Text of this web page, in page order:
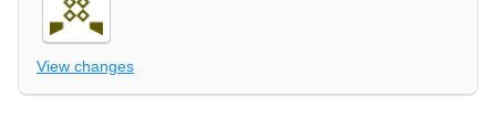
View changes